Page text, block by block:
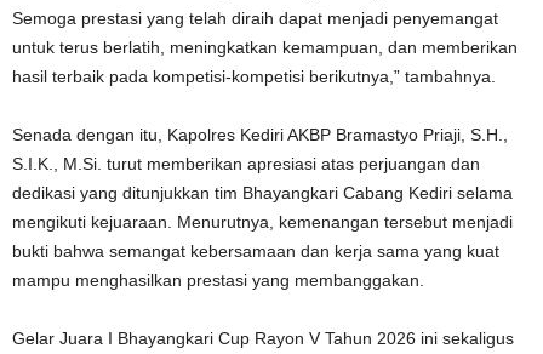
Semoga prestasi yang telah diraih dapat menjadi penyemangat
untuk terus berlatih, meningkatkan kemampuan, dan memberikan
hasil terbaik pada kompetisi-kompetisi berikutnya,” tambahnya.
Senada dengan itu, Kapolres Kediri AKBP Bramastyo Priaji, S.H.,
S.I.K., M.Si. turut memberikan apresiasi atas perjuangan dan
dedikasi yang ditunjukkan tim Bhayangkari Cabang Kediri selama
mengikuti kejuaraan. Menurutnya, kemenangan tersebut menjadi
bukti bahwa semangat kebersamaan dan kerja sama yang kuat
mampu menghasilkan prestasi yang membanggakan.
Gelar Juara I Bhayangkari Cup Rayon V Tahun 2026 ini sekaligus